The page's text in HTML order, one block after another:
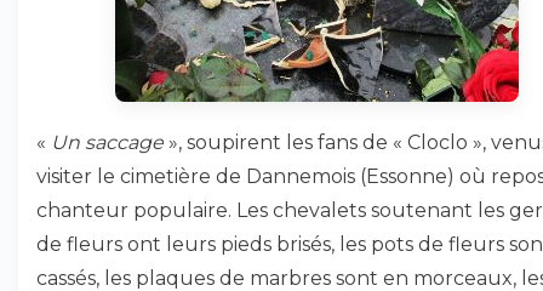
« Un saccage », soupirent les fans de « Cloclo »,
visiter le cimetière de Dannemois (Essonne) où
chanteur populaire. Les chevalets soutenant les
de fleurs ont leurs pieds brisés, les pots de fleurs
cassés, les plaques de marbres sont en morceaux,